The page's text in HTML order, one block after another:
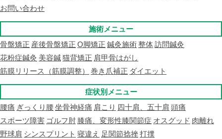
お問い合わせ
施術メニュー
骨盤矯正 産後骨盤矯正 O脚矯正 鍼灸施術整体訪問鍼灸
花粉症鍼灸 美容鍼猫背矯正 肩甲骨はがし
筋膜リリース（筋膜調整）
巻き爪補正 ダイエット
症状別メニュー
腰痛 ぎっくり腰坐骨神経痛 肩こり 四十肩、五十肩 頭痛
スポーツ障害 ゴルフ肘 膝痛、変形性膝関節症 オスグッド 肉離れ
野球肩 シンスプリント 寝違え 足関節捻挫打撲